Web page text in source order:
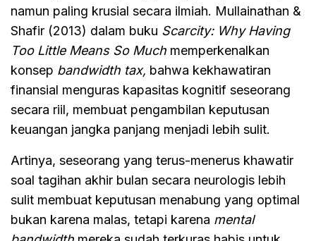
namun paling krusial secara ilmiah. Mullainathan &
Shafir (2013) dalam buku Scarcity: Why Having
Too Little Means So Much memperkenalkan
konsep bandwidth tax, bahwa kekhawatiran
finansial menguras kapasitas kognitif seseorang
secara riil, membuat pengambilan keputusan
keuangan jangka panjang menjadi lebih sulit.
Artinya, seseorang yang terus-menerus khawatir
soal tagihan akhir bulan secara neurologis lebih
sulit membuat keputusan menabung yang optimal
bukan karena malas, tetapi karena mental